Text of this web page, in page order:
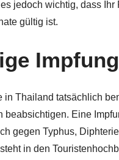
jedoch wichtig, dass
gültig ist.
in Thailand tatsächlich
beabsichtigen. Eine
gegen Typhus,
in den